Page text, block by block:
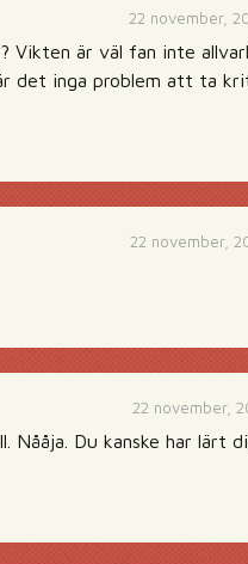
22 november,
Vikten är väl fan inte
det inga problem att ta
22 november,
22 november,
Nååja. Du kanske har lärt